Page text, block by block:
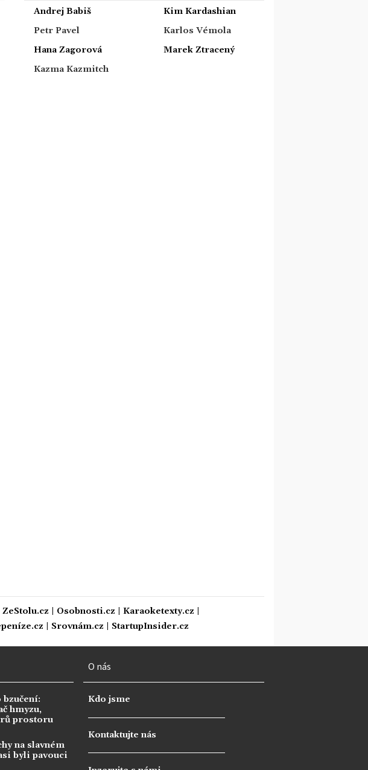
Andrej Babiš
Petr Pavel
Hana Zagorová
Kazma Kazmitch
Kim Kardashian
Karlos Vémola
Marek Ztracený
ZeStolu.cz Osobnosti.cz Karaoketexty.cz
Srovnám.cz StartupInsider.cz
hmyzu,
prostoru
na slavném
byli pavouci
O nás
Kdo jsme
Kontaktujte nás